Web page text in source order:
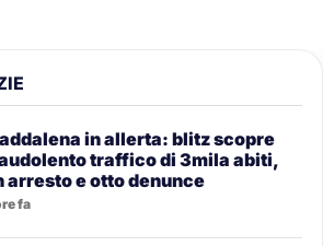
in allerta: blitz scopre
traffico di 3mila abiti,
arresto e otto denunce
fa